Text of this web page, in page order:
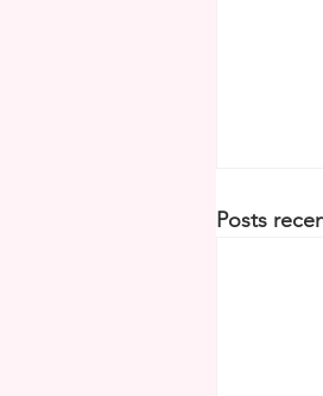
Posts